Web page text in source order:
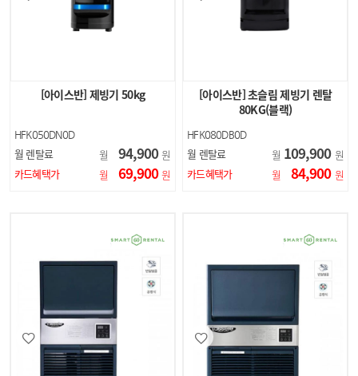
[아이스반] 제빙기 50kg
HFK050DN0D
월 렌탈료 월 94,900 원
카드혜택가
월 69,900 원
[아이스반] 초슬림 제빙기 렌탈
80KG(블랙)
HFK080DB0D
월 렌탈료 월 109,900 원
카드혜택가
월 84,900 원